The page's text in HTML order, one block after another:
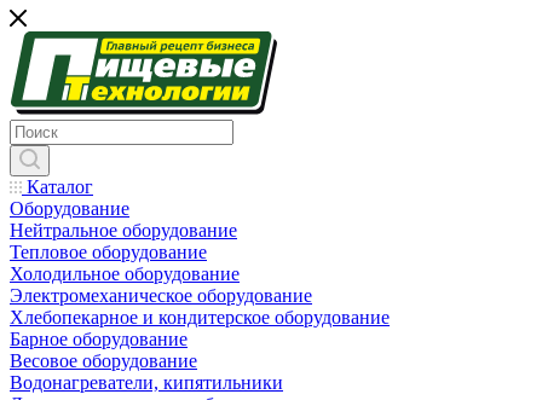
Каталог
Оборудование
Нейтральное оборудование
Тепловое оборудование
Холодильное оборудование
Электромеханическое оборудование
Хлебопекарное и кондитерское оборудование
Барное оборудование
Весовое оборудование
Водонагреватели, кипятильники